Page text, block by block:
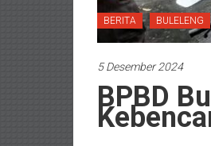
BERITA BULELENG
5 Desember 2024
BPBD